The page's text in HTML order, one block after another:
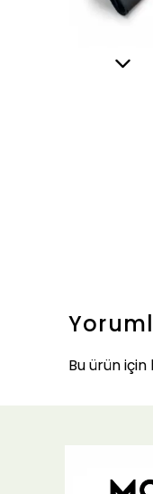
Bu ürün için